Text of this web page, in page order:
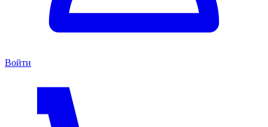
Войти